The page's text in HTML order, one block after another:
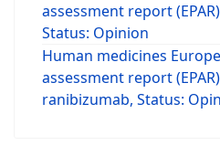
assessment report
Status: Opinion
Human medicines
assessment report
ranibizumab, Status: